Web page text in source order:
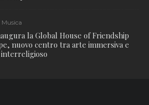
Musica
la Global House of Friendship
nuovo centro tra arte immersiva e